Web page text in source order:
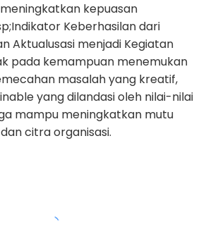
kepuasan
Keberhasilan dari
Aktualusasi menjadi Kegiatan
pada kemampuan menemukan
masalah yang kreatif,
yang dilandasi oleh nilai-nilai
mampu meningkatkan mutu
citra organisasi.